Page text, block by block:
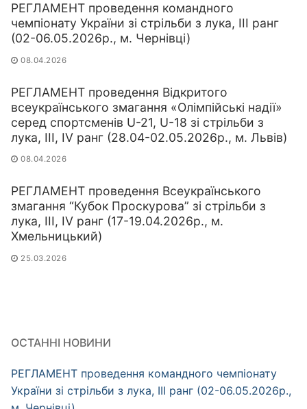
РЕГЛАМЕНТ проведення командного
чемпіонату України зі стрільби з лука, ІІІ ранг
(02-06.05.2026р., м. Чернівці)
08.04.2026
РЕГЛАМЕНТ проведення Відкритого
всеукраїнського змагання «Олімпійські надії»
серед спортсменів U-21, U-18 зі стрільби з
лука, ІІІ, IV ранг (28.04-02.05.2026р., м. Львів)
08.04.2026
РЕГЛАМЕНТ проведення Всеукраїнського
змагання “Кубок Проскурова” зі стрільби з
лука, ІІІ, IV ранг (17-19.04.2026р., м.
Хмельницький)
25.03.2026
ОСТАННІ НОВИНИ
РЕГЛАМЕНТ проведення командного чемпіонату
України зі стрільби з лука, ІІІ ранг (02-06.05.2026р.,